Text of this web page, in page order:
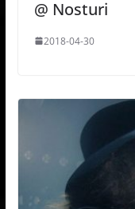
@ Nosturi
2018-04-30